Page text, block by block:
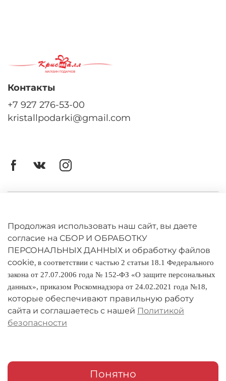
Состав:
полиэтиленовые гранулы
Фурнитура из пластмассы
Оферта
Политика конфиденциальности
Оплата и доставка
Условия обмена и возврата
Реквизиты
Контакты
+7 927 276-53-00
kristallpodarki@gmail.com
Продолжая использовать наш сайт, вы даете
согласие на СБОР И ОБРАБОТКУ
ПЕРСОНАЛЬНЫХ ДАННЫХ и обработку файлов
cookie, в соответствии с частью 2 статьи 18.1 Федерального
закона от 27.07.2006 года № 152-ФЗ «О защите персональных
данных», приказом Роскомнадзора от 24.02.2021 года №18,
которые обеспечивают правильную работу
сайта и соглашаетесь с нашей Политикой
безопасности
Понятно